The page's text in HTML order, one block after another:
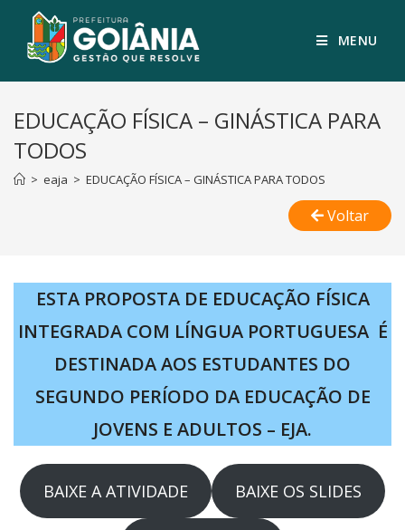
MENU
EDUCAÇÃO FÍSICA – GINÁSTICA PARA
TODOS
> eaja > EDUCAÇÃO FÍSICA – GINÁSTICA PARA TODOS
Voltar
ESTA PROPOSTA DE EDUCAÇÃO FÍSICA
INTEGRADA COM LÍNGUA PORTUGUESA É
DESTINADA AOS ESTUDANTES DO
SEGUNDO PERÍODO DA EDUCAÇÃO DE
JOVENS E ADULTOS – EJA.
BAIXE A ATIVIDADE BAIXE OS SLIDES